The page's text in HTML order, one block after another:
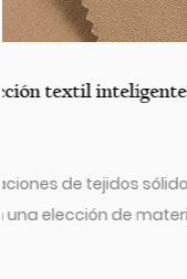
La tela para
2026-07-31
La innovación textil
camisas continúa